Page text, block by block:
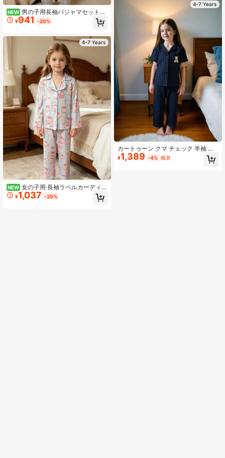
NEW 男の子用長袖パジャマセット、
春/秋 かわいいクマ・りんご・カタツ
ムリ柄ラグランシャツとチェック柄
¥941 -20%
4-7 Years
NEW 女の子用 長袖ラペルカーディガ
ンパジャマセット、春/秋 ピンク&ブ
ルーストライプ リボン ベア ケーキ
¥1,037 -20%
4-7 Years
カートゥーン クマ チェック 半袖 ボ
タンダウン シャツ パンツ パジャマ
セット 女の子用
¥1,389 -4% 概算